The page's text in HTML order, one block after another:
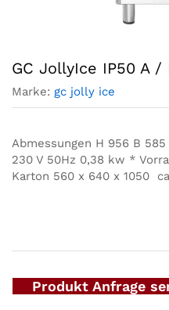
GC JollyIce IP50 A /
Marke: gc jolly ice
Abmessungen H 956 B
230 V 50Hz 0,38 kw *
Karton 560 x 640 x 1050
Produkt Anfrage